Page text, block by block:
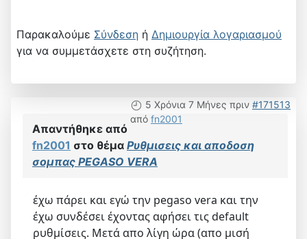
Παρακαλούμε Σύνδεση ή Δημιουργία λογαριασμού
για να συμμετάσχετε στη συζήτηση.
5 Χρόνια 7 Μήνες πριν #171513
από fn2001
Απαντήθηκε από
fn2001 στο θέμα Ρυθμισεις και αποδοση
σομπας PEGASO VERA
έχω πάρει και εγώ την pegaso vera και την
έχω συνδέσει έχοντας αφήσει τις default
ρυθμίσεις. Μετά απο λίγη ώρα (απο μισή